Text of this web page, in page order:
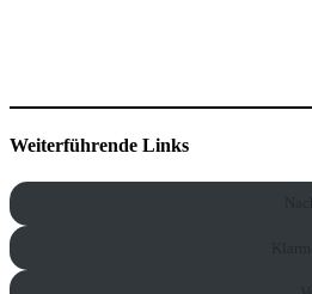
Weiterführende Links